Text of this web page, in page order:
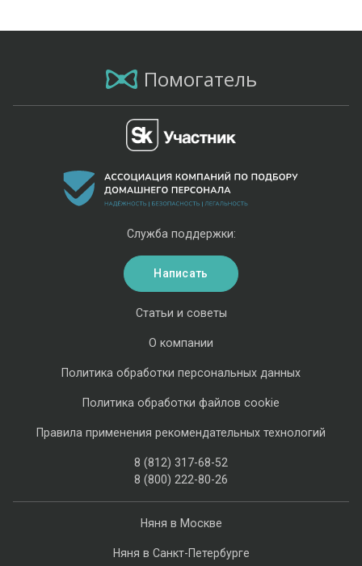
Помогатель
Няня в Москве
Няня в Санкт-Петербурге
Статьи и советы
О компании
Политика обработки персональных данных
Политика обработки файлов cookie
Правила применения рекомендательных технологий
8 (812) 317-68-52
8 (800) 222-80-26
Служба поддержки:
Написать